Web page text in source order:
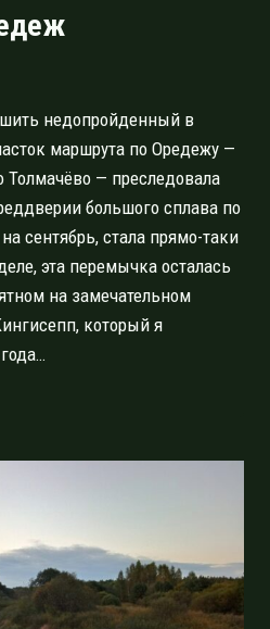
недопройденный в
маршрута по Оредежу —
Толмачёво — преследовала
большого сплава по
сентябрь, стала прямо-таки
эта перемычка осталась
на замечательном
который я